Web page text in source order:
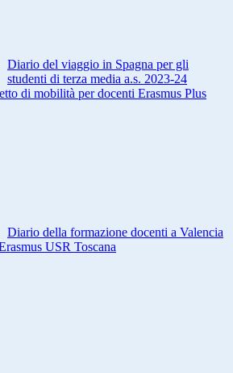
Diario del viaggio in Spagna per gli
studenti di terza media a.s. 2023-24
di mobilità per docenti Erasmus Plus
Diario della formazione docenti a Valencia
USR Toscana